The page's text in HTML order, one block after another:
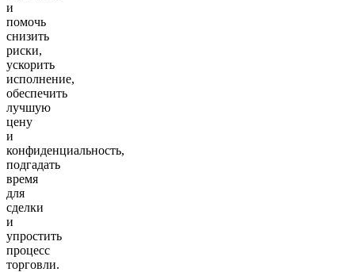
и
помочь
снизить
риски,
ускорить
исполнение,
обеспечить
лучшую
цену
и
конфиденциальность,
подгадать
время
для
сделки
и
упростить
процесс
торговли.